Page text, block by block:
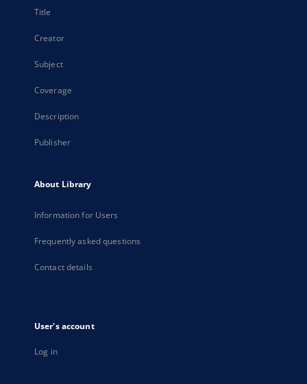
Title
Creator
Subject
Coverage
Description
Publisher
About Library
Information for Users
Frequently asked questions
Contact details
User's account
Log in